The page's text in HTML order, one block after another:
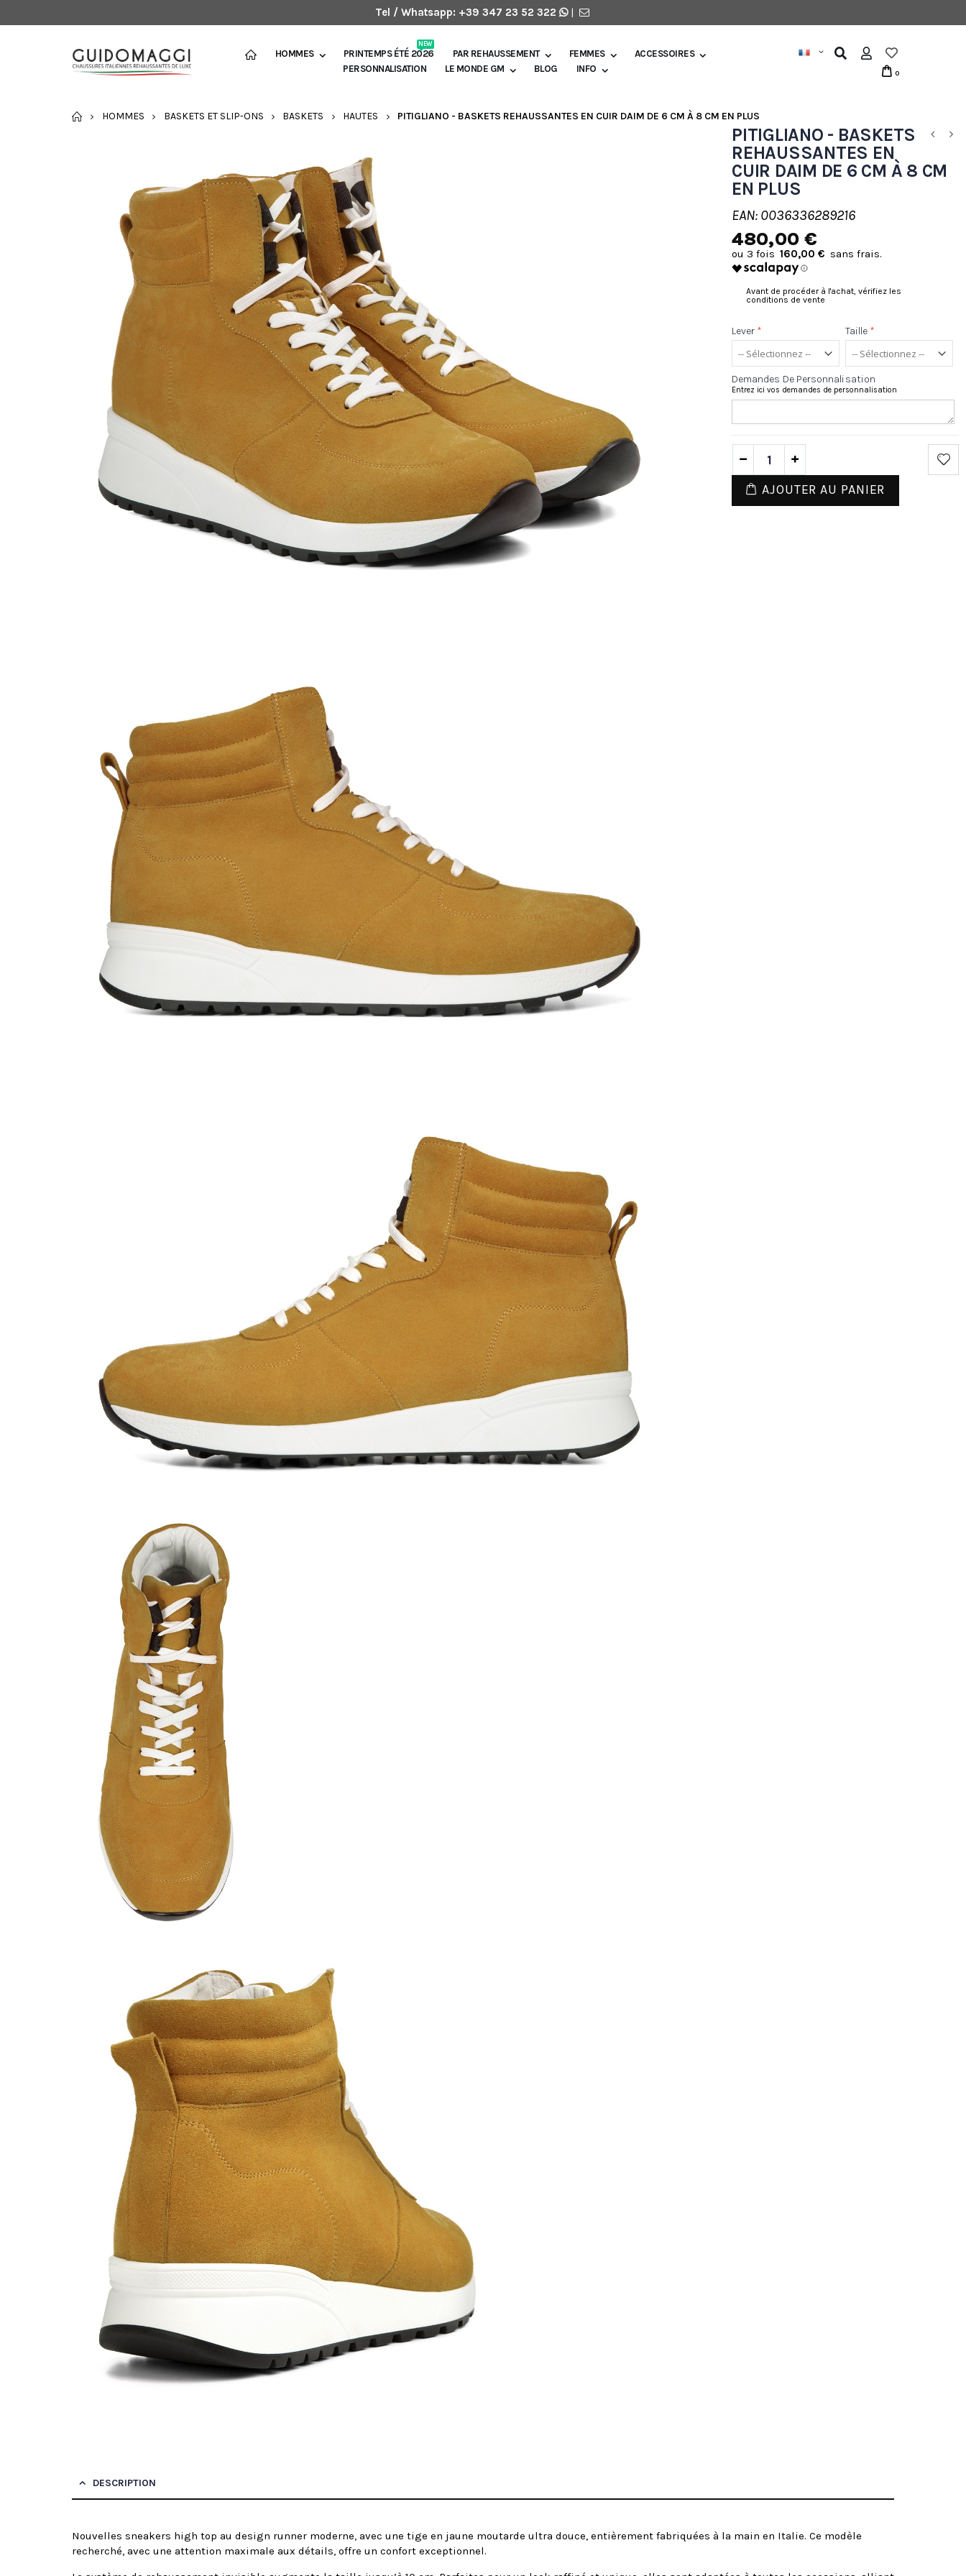
Tel / Whatsapp: +39 347 23 52 322 |
HOMMES PRINTEMPS ÉTÉ 2026
NEW
PAR REHAUSSEMENT FEMMES
ACCESSOIRES
PERSONNALISATION
LE MONDE GM BLOG INFO 0
ACCUEIL
HOMMES BASKETS ET SLIP-ONS BASKETS HAUTES PITIGLIANO - BASKETS REHAUSSANTES EN CUIR DAIM DE 6 CM À 8 CM EN PLUS
PITIGLIANO - BASKETS
REHAUSSANTES EN
CUIR DAIM DE 6 CM À 8 CM
EN PLUS
EAN: 0036336289216
480,00 €
160,00 €
Avant de procéder à l'achat, vérifiez les
conditions de vente
Lever * Taille *
Demandes De Personnalisation
Entrez ici vos demandes de personnalisation
AJOUTER AU PANIER
DESCRIPTION
Nouvelles sneakers high top au design runner moderne, avec une tige en jaune moutarde ultra douce, entièrement fabriquées à la main en Italie. Ce modèle
recherché, avec une attention maximale aux détails, offre un confort exceptionnel.